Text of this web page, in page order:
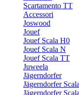
Scartamento TT
Accessori
Joswood
Jouef
Jouef Scala H0
Jouef Scala N
Jouef Scala TT
Juweela
Jägerndorfer
Jägerndorfer
Jägerndorfer